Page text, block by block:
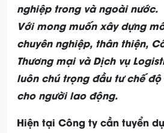
nghiệp trong và ngoài nước.
Với mong muốn xây dựng
chuyên nghiệp, thân thiện,
Thương mại và Dịch vụ
luôn chú trọng đầu tư chế
cho người lao động.
Hiện tại Công ty cần tuyển